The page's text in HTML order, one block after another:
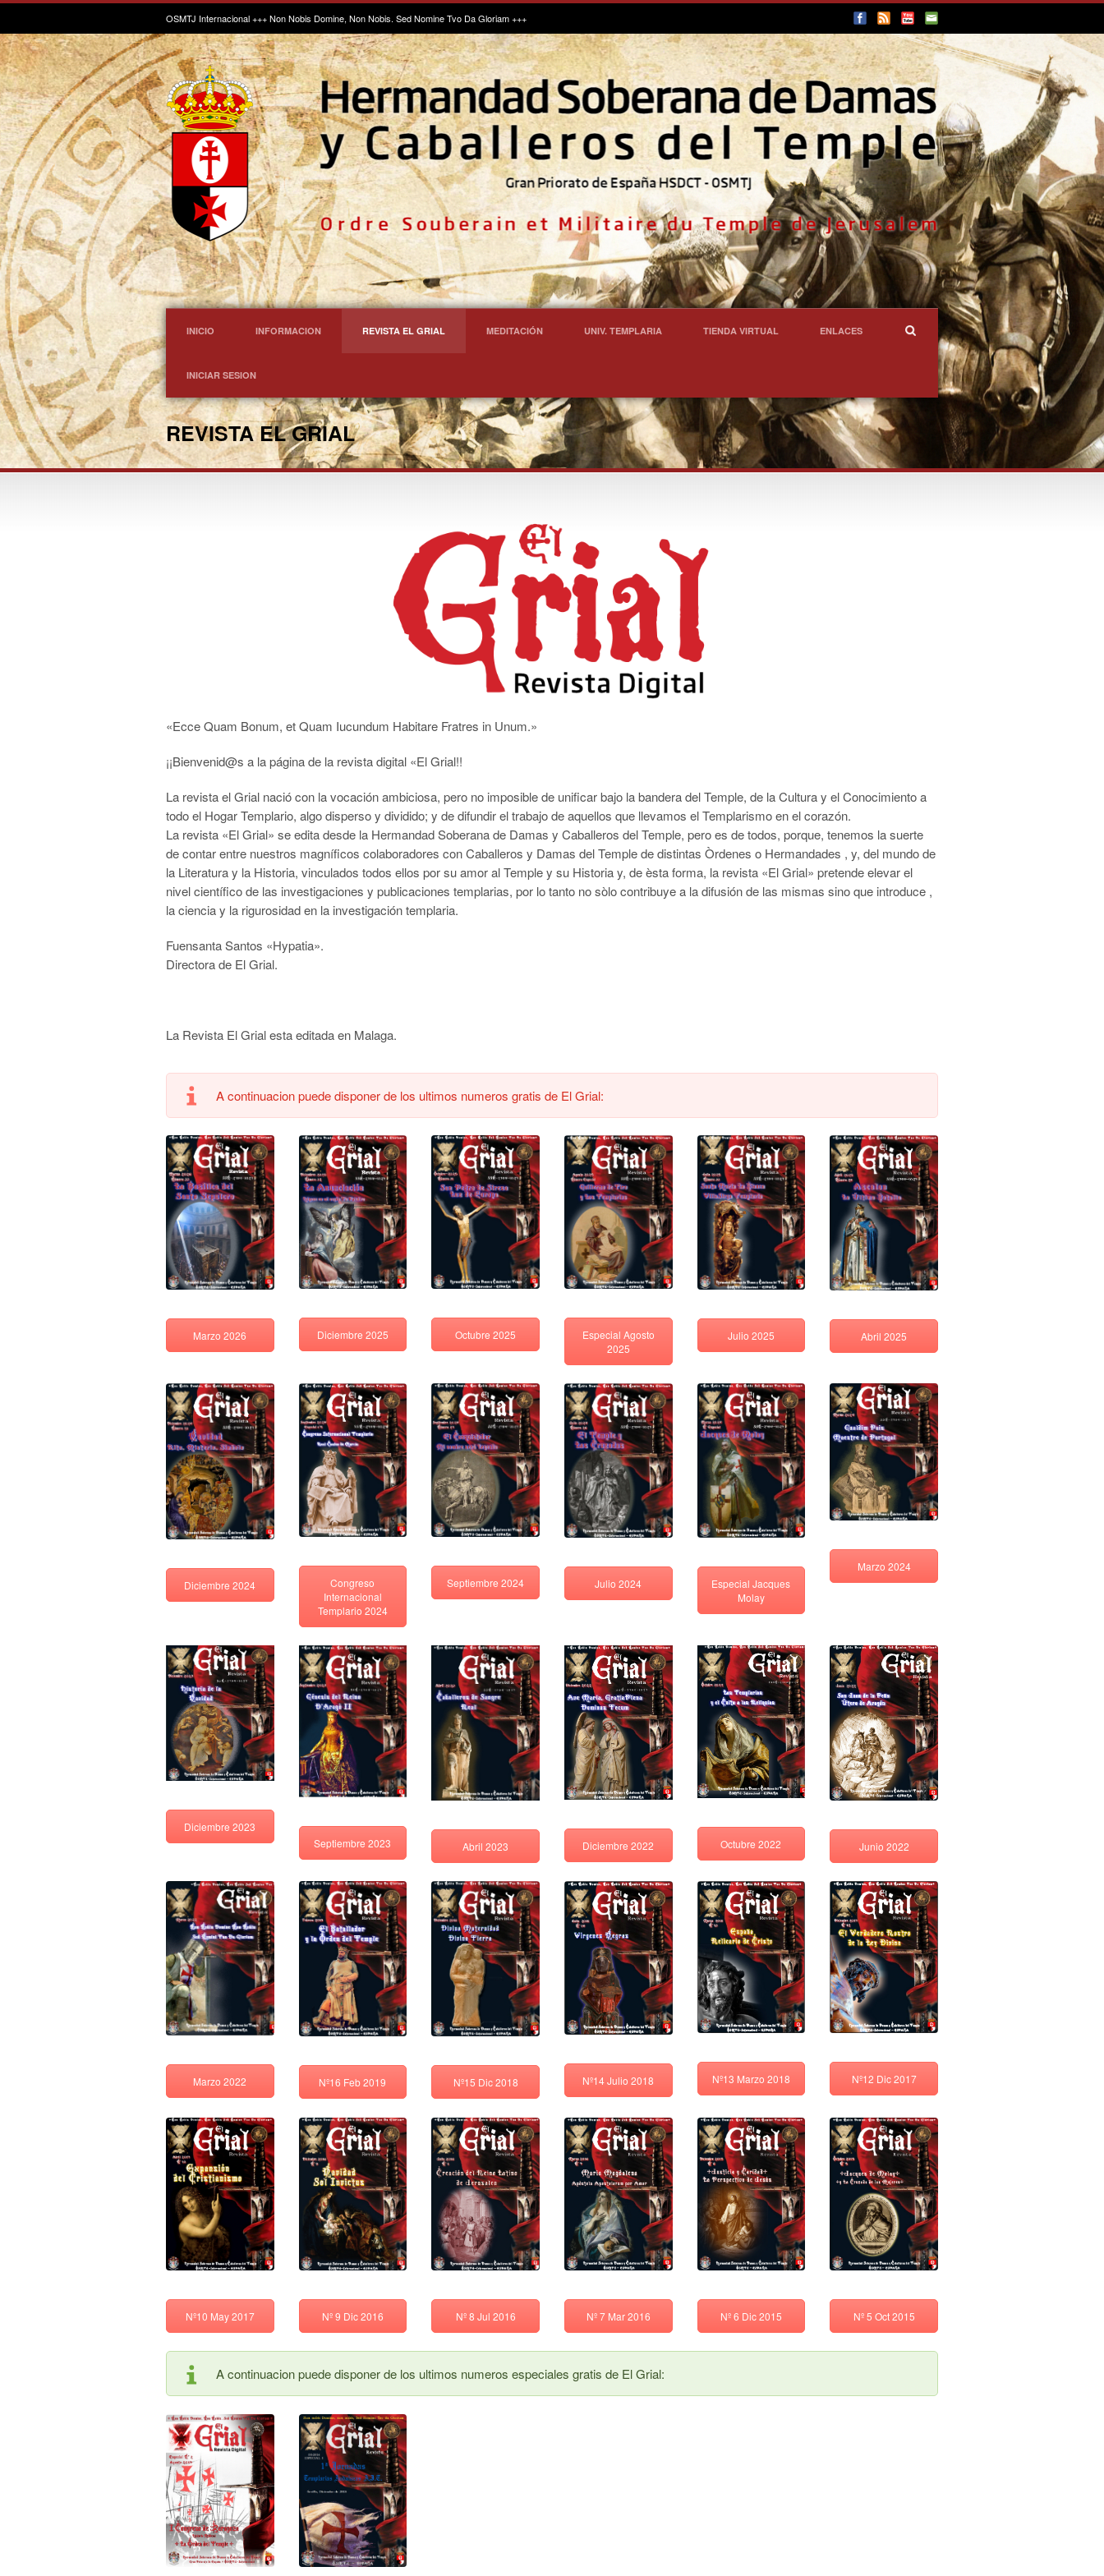
OSMTJ Internacional+++ Non Nobis Domine, Non Nobis. Sed Nomine Tvo Da Gloriam +++
INICIO INFORMACION REVISTA EL GRIAL MEDITACIÓN UNIV. TEMPLARIA TIENDA VIRTUAL ENLACES
INICIAR SESION
REVISTA EL GRIAL
«Ecce Quam Bonum, et Quam Iucundum Habitare Fratres in Unum.»
¡¡Bienvenid@s a la página de la revista digital «El Grial!!
La revista el Grial nació con la vocación ambiciosa, pero no imposible de unificar bajo la bandera del Temple, de la Cultura y el Conocimiento a
todo el Hogar Templario, algo disperso y dividido; y de difundir el trabajo de aquellos que llevamos el Templarismo en el corazón.
La revista «El Grial» se edita desde la Hermandad Soberana de Damas y Caballeros del Temple, pero es de todos, porque, tenemos la suerte
de contar entre nuestros magníficos colaboradores con Caballeros y Damas del Temple de distintas Òrdenes o Hermandades , y, del mundo de
la Literatura y la Historia, vinculados todos ellos por su amor al Temple y su Historia y, de èsta forma, la revista «El Grial» pretende elevar el
nivel científico de las investigaciones y publicaciones templarias, por lo tanto no sòlo contribuye a la difusión de las mismas sino que introduce ,
la ciencia y la rigurosidad en la investigación templaria.
Fuensanta Santos «Hypatia».
Directora de El Grial.
La Revista El Grial esta editada en Malaga.
A continuacion puede disponer de los ultimos numeros gratis de El Grial:
Marzo 2026 Diciembre 2025 Octubre 2025
Especial Agosto
2025
Julio 2025 Abril 2025
Diciembre 2024
Congreso
Internacional
Templario 2024
Septiembre 2024 Julio 2024
Especial Jacques
Molay
Marzo 2024
Diciembre 2023
Septiembre 2023
Abril 2023 Diciembre 2022 Octubre 2022 Junio 2022
Marzo 2022 Nº16 Feb 2019 Nº15 Dic 2018 Nº14 Julio 2018 Nº13 Marzo 2018 Nº12 Dic 2017
Nº10 May 2017 Nº 9 Dic 2016 Nº 8 Jul 2016 Nº 7 Mar 2016 Nº 6 Dic 2015 Nº 5 Oct 2015
A continuacion puede disponer de los ultimos numeros especiales gratis de El Grial: